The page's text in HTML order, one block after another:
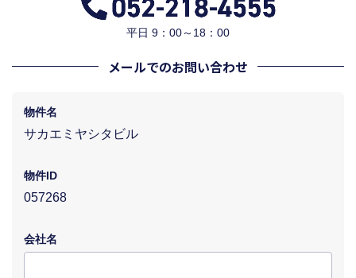
平日 9：00～18：00
メールでのお問い合わせ
物件名
サカエミヤシタビル
物件ID
057268
会社名